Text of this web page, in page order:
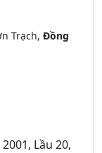
Trạch, Đồng
Lầu 20,